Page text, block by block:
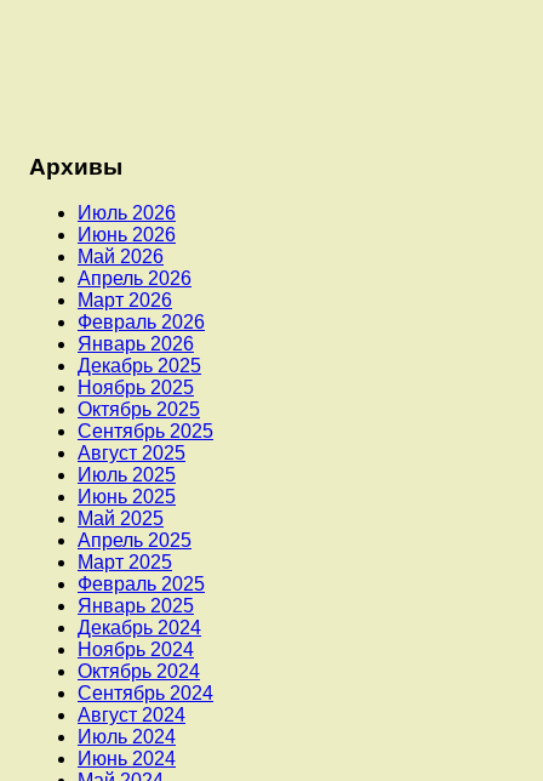
Архивы
Июль 2026
Июнь 2026
Май 2026
Апрель 2026
Март 2026
Февраль 2026
Январь 2026
Декабрь 2025
Ноябрь 2025
Октябрь 2025
Сентябрь 2025
Август 2025
Июль 2025
Июнь 2025
Май 2025
Апрель 2025
Март 2025
Февраль 2025
Январь 2025
Декабрь 2024
Ноябрь 2024
Октябрь 2024
Сентябрь 2024
Август 2024
Июль 2024
Июнь 2024